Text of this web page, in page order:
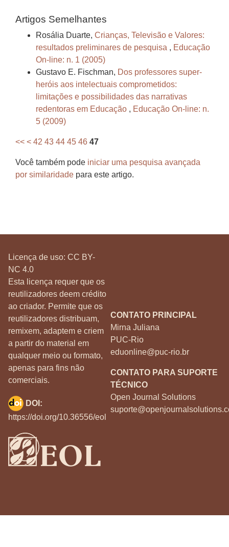
Artigos Semelhantes
Rosália Duarte, Crianças, Televisão e Valores:
resultados preliminares de pesquisa , Educação
On-line: n. 1 (2005)
Gustavo E. Fischman, Dos professores super-
heróis aos intelectuais comprometidos:
limitações e possibilidades das narrativas
redentoras em Educação , Educação On-line: n.
5 (2009)
<< < 42 43 44 45 46 47
Você também pode iniciar uma pesquisa avançada
por similaridade para este artigo.
Licença de uso: CC BY-
NC 4.0
Esta licença requer que os
reutilizadores deem crédito
ao criador. Permite que os
reutilizadores distribuam,
remixem, adaptem e criem
a partir do material em
qualquer meio ou formato,
apenas para fins não
comerciais.
CONTATO PRINCIPAL
Mirna Juliana
PUC-Rio
eduonline@puc-rio.br
CONTATO PARA SUPORTE
TÉCNICO
Open Journal Solutions
DOI:
https://doi.org/10.36556/eol